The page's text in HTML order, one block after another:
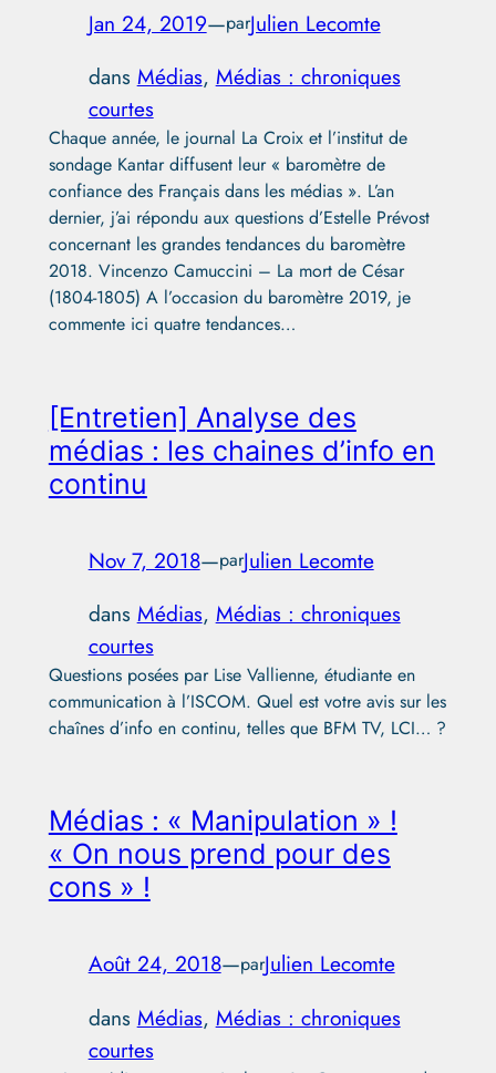
Jan 24, 2019—parJulien Lecomte
dans Médias, Médias : chroniques
courtes
Chaque année, le journal La Croix et l’institut de
sondage Kantar diffusent leur « baromètre de
confiance des Français dans les médias ». L’an
dernier, j’ai répondu aux questions d’Estelle Prévost
concernant les grandes tendances du baromètre
2018. Vincenzo Camuccini – La mort de César
(1804-1805) A l’occasion du baromètre 2019, je
commente ici quatre tendances…
[Entretien] Analyse des
médias : les chaines d’info en
continu
Nov 7, 2018—parJulien Lecomte
dans Médias, Médias : chroniques
courtes
Questions posées par Lise Vallienne, étudiante en
communication à l’ISCOM. Quel est votre avis sur les
chaînes d’info en continu, telles que BFM TV, LCI… ?
Médias : « Manipulation » !
« On nous prend pour des
cons » !
Août 24, 2018—parJulien Lecomte
dans Médias, Médias : chroniques
courtes